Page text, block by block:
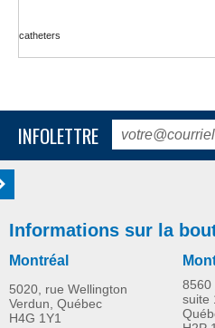
catheters
INFOLETTRE
Informations sur la
Montréal
5020, rue Wellington
Verdun, Québec
H4G 1Y1
8560
suite